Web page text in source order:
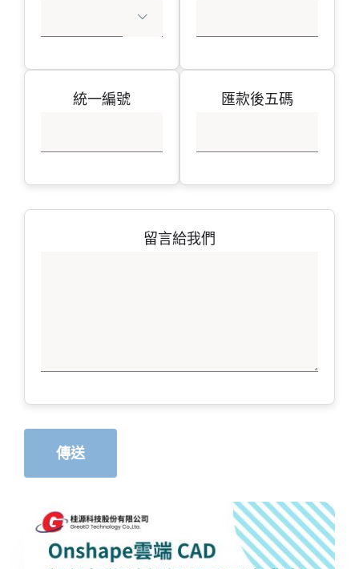

統一編號 匯款後五碼
留言給我們